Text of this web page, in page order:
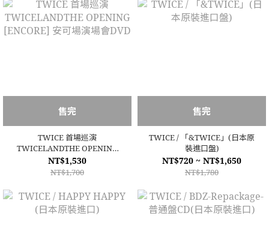
售完
TWICE 首場巡演
TWICELANDTHE OPENING
[ENCORE] 安可場演場會DVD
NT$1,530
NT$1,700
售完
TWICE / 「&TWICE」(日本原
裝進口盤)
NT$720 ~ NT$1,650
NT$1,780